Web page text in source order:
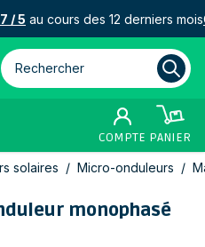
/ 5 au cours des 12 derniers mois
Rechercher parmi plus de
COMPTE PANIER
solaires / Micro-onduleurs /
monophasé